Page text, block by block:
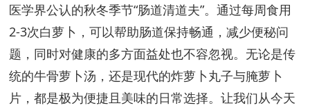
医学界公认的秋冬季节“肠道清道夫”。通过每周食用
2-3次白萝卜，可以帮助肠道保持畅通，减少便秘问
题，同时对健康的多方面益处也不容忽视。无论是传
统的牛骨萝卜汤，还是现代的炸萝卜丸子与腌萝卜
片，都是极为便捷且美味的日常选择。让我们从今天